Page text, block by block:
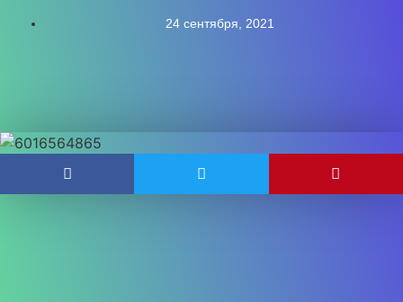
24 сентября, 2021